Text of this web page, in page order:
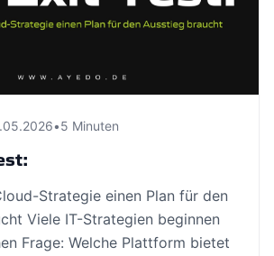
•5 Minuten
Strategie einen Plan für den
Viele IT-Strategien beginnen
Frage: Welche Plattform bietet